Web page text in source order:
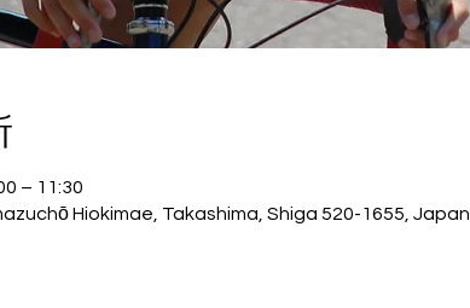
– 11:30
Hiokimae, Takashima, Shiga 520-1655, Japan